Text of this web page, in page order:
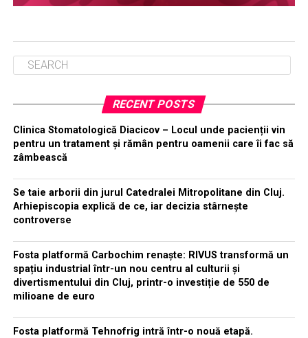
RECENT POSTS
Clinica Stomatologică Diacicov – Locul unde pacienții vin
pentru un tratament și rămân pentru oamenii care îi fac să
zâmbească
Se taie arborii din jurul Catedralei Mitropolitane din Cluj.
Arhiepiscopia explică de ce, iar decizia stârnește
controverse
Fosta platformă Carbochim renaște: RIVUS transformă un
spațiu industrial într-un nou centru al culturii și
divertismentului din Cluj, printr-o investiție de 550 de
milioane de euro
Fosta platformă Tehnofrig intră într-o nouă etapă.